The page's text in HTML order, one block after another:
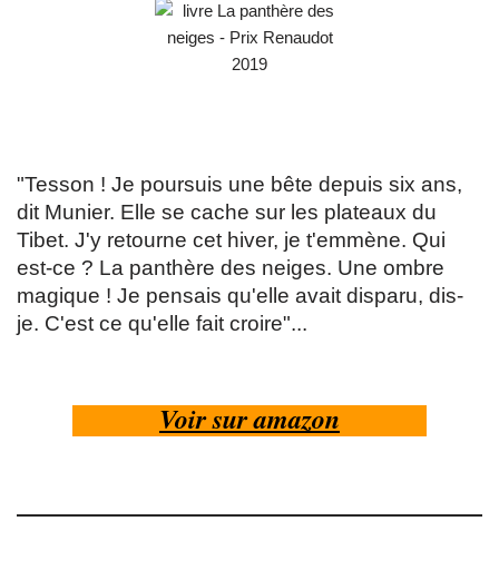
"Tesson ! Je poursuis une bête depuis six ans,
dit Munier. Elle se cache sur les plateaux du
Tibet. J'y retourne cet hiver, je t'emmène. Qui
est-ce ? La panthère des neiges. Une ombre
magique ! Je pensais qu'elle avait disparu, dis-
je. C'est ce qu'elle fait croire"...
Voir sur amazon